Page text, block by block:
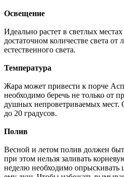
Освещение
Идеально растет в светлых
достаточном количестве света от
естественного света.
Температура
Жара может привести к порче
необходимо беречь не только от
душных непроветриваемых мест.
до 20 градусов.
Полив
Весной и летом полив должен
при этом нельзя заливать
неделю необходимо опрыскивать